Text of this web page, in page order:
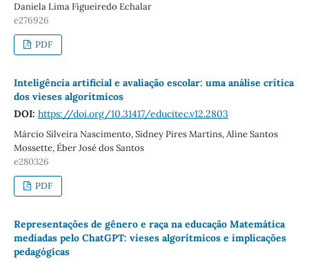
Daniela Lima Figueiredo Echalar
e276926
PDF
Inteligência artificial e avaliação escolar: uma análise crítica
dos vieses algorítmicos
DOI: https://doi.org/10.31417/educitec.v12.2803
Márcio Silveira Nascimento, Sidney Pires Martins, Aline Santos
Mossette, Éber José dos Santos
e280326
PDF
Representações de gênero e raça na educação Matemática
mediadas pelo ChatGPT: vieses algorítmicos e implicações
pedagógicas